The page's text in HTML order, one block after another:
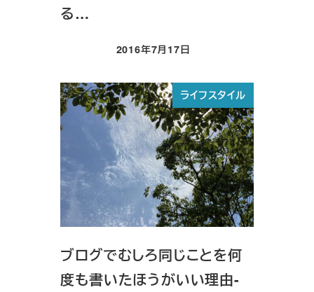
る…
投稿日
2016年7月17日
ライフスタイル
ブログでむしろ同じことを何
度も書いたほうがいい理由-